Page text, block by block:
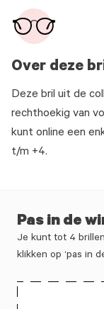
Over deze
Deze bril uit de
rechthoekig van
kunt online een
t/m +4.
Pas in de
Je kunt tot 4
klikken op ‘pas in